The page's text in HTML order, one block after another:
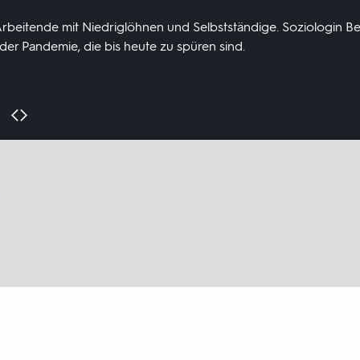
mit Niedriglöhnen und Selbstständige. Soziologin
Pandemie, die bis heute zu spüren sind.